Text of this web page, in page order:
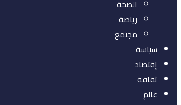
الصحة
رياضة
مجتمع
سياسة
إقتصاد
ثقافة
عالم